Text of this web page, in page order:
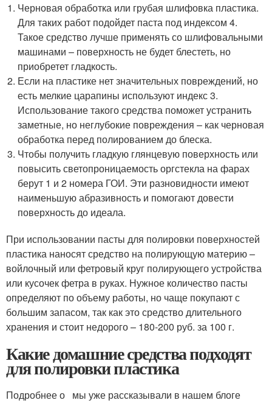
Черновая обработка или грубая шлифовка пластика.
Для таких работ подойдет паста под индексом 4.
Такое средство лучше применять со шлифовальными
машинами – поверхность не будет блестеть, но
приобретет гладкость.
Если на пластике нет значительных повреждений, но
есть мелкие царапины используют индекс 3.
Использование такого средства поможет устранить
заметные, но неглубокие повреждения – как черновая
обработка перед полированием до блеска.
Чтобы получить гладкую глянцевую поверхность или
повысить светопроницаемость оргстекла на фарах
берут 1 и 2 номера ГОИ. Эти разновидности имеют
наименьшую абразивность и помогают довести
поверхность до идеала.
При использовании пасты для полировки поверхностей
пластика наносят средство на полирующую материю –
войлочный или фетровый круг полирующего устройства
или кусочек фетра в руках. Нужное количество пасты
определяют по объему работы, но чаще покупают с
большим запасом, так как это средство длительного
хранения и стоит недорого – 180-200 руб. за 100 г.
Какие домашние средства подходят
для полировки пластика
Подробнее о мы уже рассказывали в нашем блоге